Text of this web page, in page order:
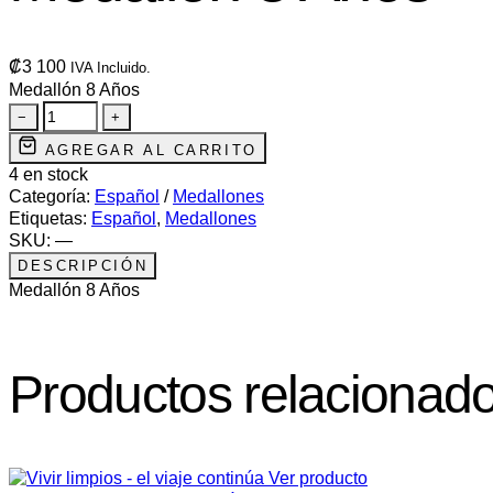
₡3 100 IVA Incluido.
Medallón 8 Años
−
+
AGREGAR AL CARRITO
4 en stock
Categoría: Español / Medallones
Etiquetas: Español , Medallones
SKU: —
DESCRIPCIÓN
Medallón 8 Años
Productos
Ver producto